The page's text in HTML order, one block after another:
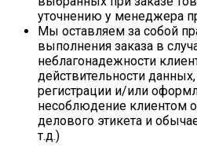
уточнению у менеджера
Мы оставляем за собой
выполнения заказа в
неблагонадежности
действительности
регистрации и/или
несоблюдение клиентом
делового этикета и
т.д.)